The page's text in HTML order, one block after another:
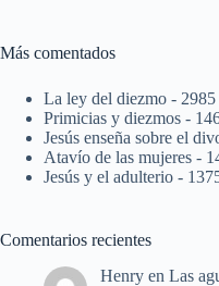
Más comentados
La ley del diezmo - 2985
Primicias y diezmos -
Jesús enseña sobre el
Atavío de las mujeres -
Jesús y el adulterio -
Comentarios recientes
Henry en Las